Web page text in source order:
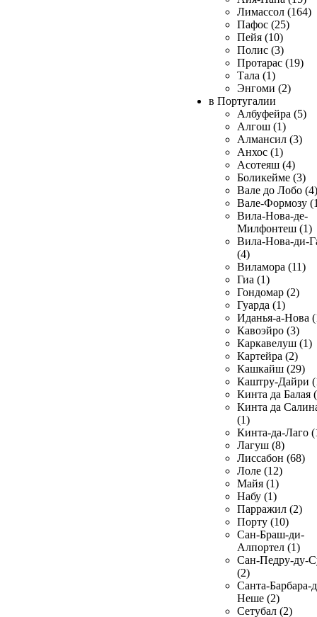
Лимассол (164)
Пафос (25)
Пейя (10)
Полис (3)
Протарас (19)
Тала (1)
Энгоми (2)
в Португалии
Албуфейра (5)
Алгош (1)
Алмансил (3)
Анхос (1)
Асотеяш (4)
Боликейме (3)
Вале до Лобо (4)
Вале-Формозу
Вила-Нова-де-
Милфонтеш (1)
Вила-Нова-ди-
(4)
Виламора (11)
Гиа (1)
Гондомар (2)
Гуарда (1)
Иданья-а-Нова
Кавоэйро (3)
Каркавелуш (1)
Картейра (2)
Кашкайш (29)
Каштру-Дайри
Кинта да Балая
Кинта да
(1)
Кинта-да-Лаго
Лагуш (8)
Лиссабон (68)
Лоле (12)
Майя (1)
Набу (1)
Парражил (2)
Порту (10)
Сан-Браш-ди-
Алпортел (1)
Сан-Педру-ду-
(2)
Санта-Барбара-
Неше (2)
Сетубал (2)